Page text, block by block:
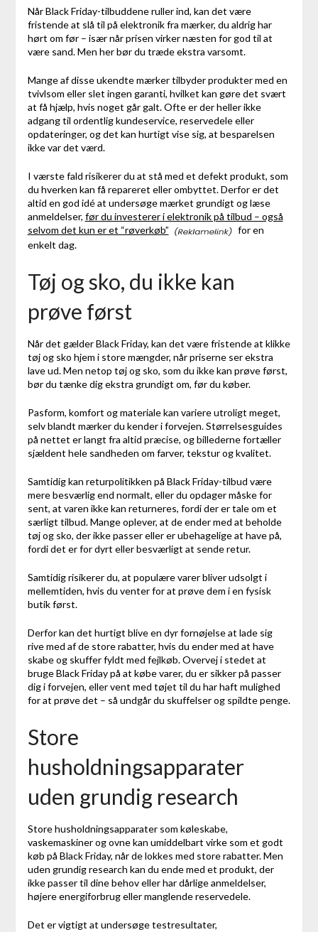
Når Black Friday-tilbuddene ruller ind, kan det være
fristende at slå til på elektronik fra mærker, du aldrig har
hørt om før – især når prisen virker næsten for god til at
være sand. Men her bør du træde ekstra varsomt.
Mange af disse ukendte mærker tilbyder produkter med en
tvivlsom eller slet ingen garanti, hvilket kan gøre det svært
at få hjælp, hvis noget går galt. Ofte er der heller ikke
adgang til ordentlig kundeservice, reservedele eller
opdateringer, og det kan hurtigt vise sig, at besparelsen
ikke var det værd.
I værste fald risikerer du at stå med et defekt produkt, som
du hverken kan få repareret eller ombyttet. Derfor er det
altid en god idé at undersøge mærket grundigt og læse
anmeldelser, før du investerer i elektronik på tilbud – også
selvom det kun er et “røverkøb”
for en
enkelt dag.
Tøj og sko, du ikke kan
prøve først
Når det gælder Black Friday, kan det være fristende at klikke
tøj og sko hjem i store mængder, når priserne ser ekstra
lave ud. Men netop tøj og sko, som du ikke kan prøve først,
bør du tænke dig ekstra grundigt om, før du køber.
Pasform, komfort og materiale kan variere utroligt meget,
selv blandt mærker du kender i forvejen. Størrelsesguides
på nettet er langt fra altid præcise, og billederne fortæller
sjældent hele sandheden om farver, tekstur og kvalitet.
Samtidig kan returpolitikken på Black Friday-tilbud være
mere besværlig end normalt, eller du opdager måske for
sent, at varen ikke kan returneres, fordi der er tale om et
særligt tilbud. Mange oplever, at de ender med at beholde
tøj og sko, der ikke passer eller er ubehagelige at have på,
fordi det er for dyrt eller besværligt at sende retur.
Samtidig risikerer du, at populære varer bliver udsolgt i
mellemtiden, hvis du venter for at prøve dem i en fysisk
butik først.
Derfor kan det hurtigt blive en dyr fornøjelse at lade sig
rive med af de store rabatter, hvis du ender med at have
skabe og skuffer fyldt med fejlkøb. Overvej i stedet at
bruge Black Friday på at købe varer, du er sikker på passer
dig i forvejen, eller vent med tøjet til du har haft mulighed
for at prøve det – så undgår du skuffelser og spildte penge.
Store
husholdningsapparater
uden grundig research
Store husholdningsapparater som køleskabe,
vaskemaskiner og ovne kan umiddelbart virke som et godt
køb på Black Friday, når de lokkes med store rabatter. Men
uden grundig research kan du ende med et produkt, der
ikke passer til dine behov eller har dårlige anmeldelser,
højere energiforbrug eller manglende reservedele.
Det er vigtigt at undersøge testresultater,